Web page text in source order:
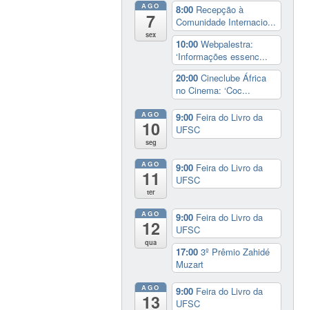
AGO
7
sex
8:00 Recepção à
Comunidade Internacio...
10:00Webpalestra:
‘Informações essenc...
20:00Cineclube África
no Cinema: ‘Coc...
AGO
10
seg
9:00 Feira do Livro da
UFSC
AGO
11
ter
9:00 Feira do Livro da
UFSC
AGO
12
qua
9:00 Feira do Livro da
UFSC
17:003º Prêmio Zahidé
Muzart
AGO
13
9:00 Feira do Livro da
UFSC